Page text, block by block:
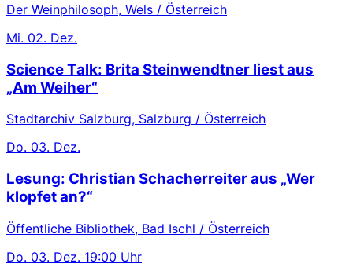
Der Weinphilosoph, Wels / Österreich
Mi. 02. Dez.
Science Talk: Brita Steinwendtner liest aus
„Am Weiher“
Stadtarchiv Salzburg, Salzburg / Österreich
Do. 03. Dez.
Lesung: Christian Schacherreiter aus „Wer
klopfet an?“
Öffentliche Bibliothek, Bad Ischl / Österreich
Do. 03. Dez. 19:00 Uhr